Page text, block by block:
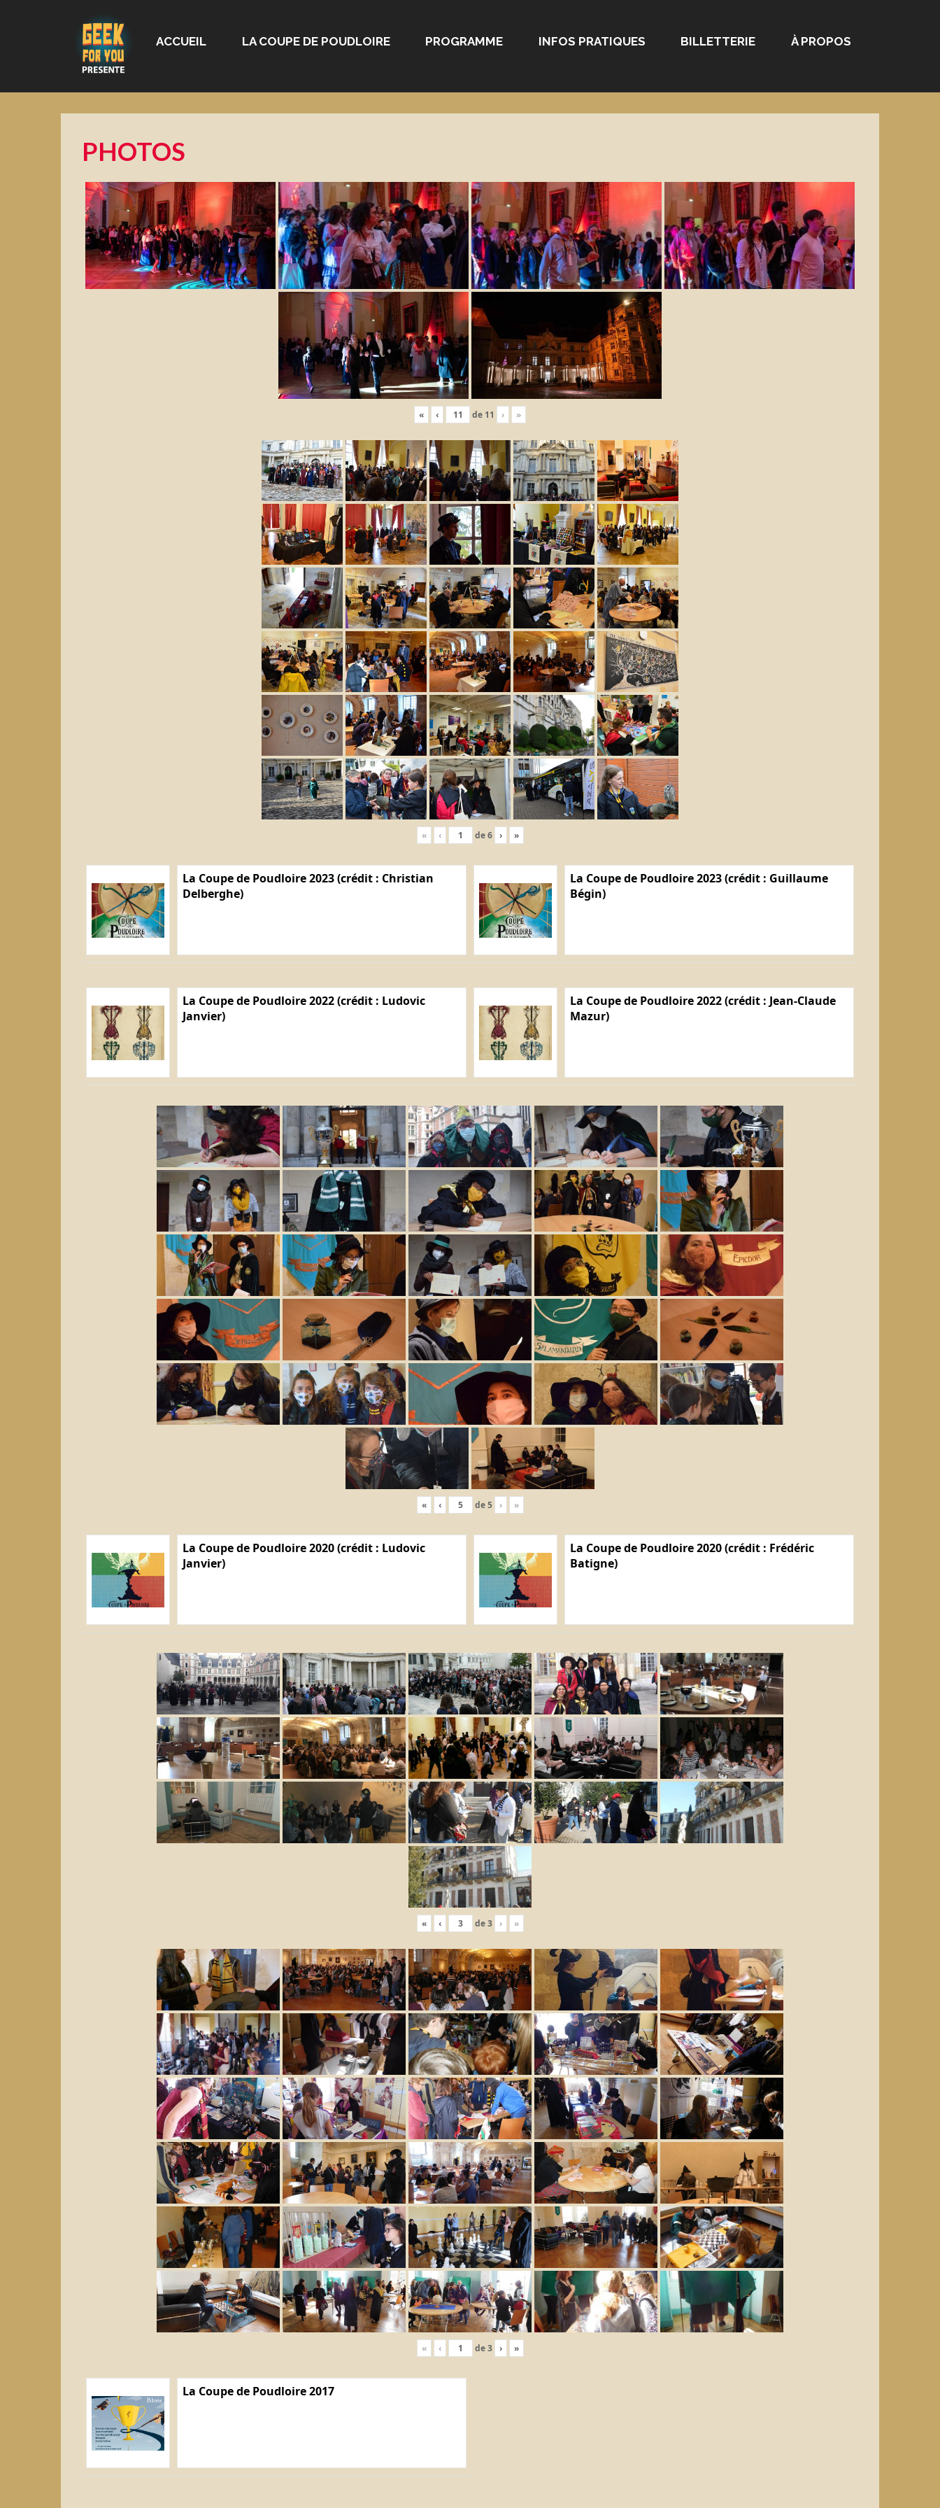
ACCUEIL LA COUPE DE POUDLOIRE PROGRAMME INFOS PRATIQUES BILLETTERIE À PROPOS
PHOTOS
« ‹ de 11 › »
« ‹ de6 › »
La Coupe de Poudloire 2023 (crédit : Christian
Delberghe)
La Coupe de Poudloire 2023 (crédit : Guillaume
Bégin)
La Coupe de Poudloire 2022 (crédit : Ludovic
Janvier)
La Coupe de Poudloire 2022 (crédit : Jean-Claude
Mazur)
« ‹ de5 › »
La Coupe de Poudloire 2020 (crédit : Ludovic
Janvier)
La Coupe de Poudloire 2020 (crédit : Frédéric
Batigne)
« ‹ de3 › »
« ‹ de3 › »
La Coupe de Poudloire 2017